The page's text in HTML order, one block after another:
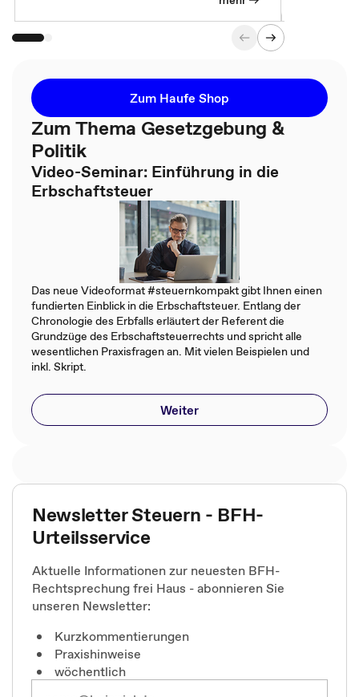
Zum Haufe Shop
Zum Thema Gesetzgebung &
Politik
Video-Seminar: Einführung in die
Erbschaftsteuer
Das neue Videoformat #steuernkompakt gibt Ihnen einen
fundierten Einblick in die Erbschaftsteuer. Entlang der
Chronologie des Erbfalls erläutert der Referent die
Grundzüge des Erbschaftsteuerrechts und spricht alle
wesentlichen Praxisfragen an. Mit vielen Beispielen und
inkl. Skript.
Weiter
Newsletter Steuern - BFH-
Urteilsservice
Aktuelle Informationen zur neuesten BFH-
Rechtsprechung frei Haus - abonnieren Sie
unseren Newsletter:
Kurzkommentierungen
Praxishinweise
wöchentlich